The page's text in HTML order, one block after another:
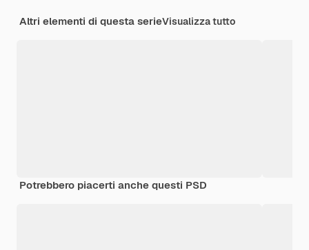
Altri elementi di questa serieVisualizza tutto
Potrebbero piacerti anche questi PSD